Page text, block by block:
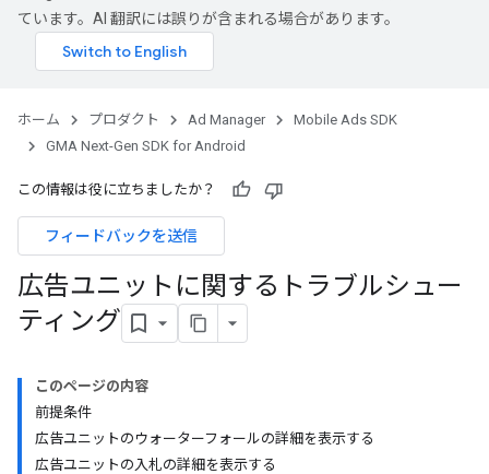
ています。AI 翻訳には誤りが含まれる場合があります。
ホーム プロダクト Ad Manager
Mobile Ads SDK
GMA Next-Gen SDK for Android
この情報は役に立ちましたか？
フィードバックを送信
広告ユニットに関するトラブルシュー
ティング
このページの内容
前提条件
広告ユニットのウォーターフォールの詳細を表示する
広告ユニットの入札の詳細を表示する